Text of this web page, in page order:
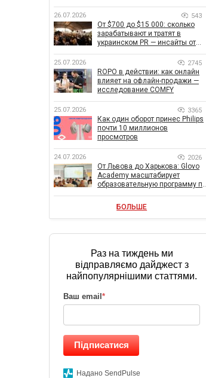
26.07.2026 543
От $700 до $15 000: сколько
зарабатывают и тратят в
украинском PR — инсайты от
25.07.2026 2745
ROPO в действии: как онлайн
влияет на офлайн-продажи —
исследование COMFY
25.07.2026 3365
Как один оборот принес Philips
почти 10 миллионов
просмотров
24.07.2026 2026
От Львова до Харькова: Glovo
Academy масштабирует
образовательную программу по
бизнеса
БОЛЬШЕ
Раз на тиждень ми
відправляємо дайджест з
найпопулярнішими статтями.
Ваш email *
Підписатися
Надано SendPulse